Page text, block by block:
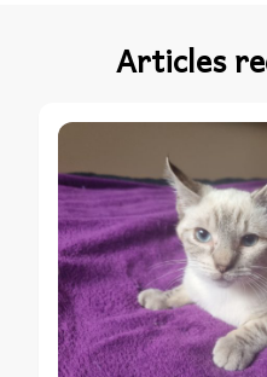
Articles